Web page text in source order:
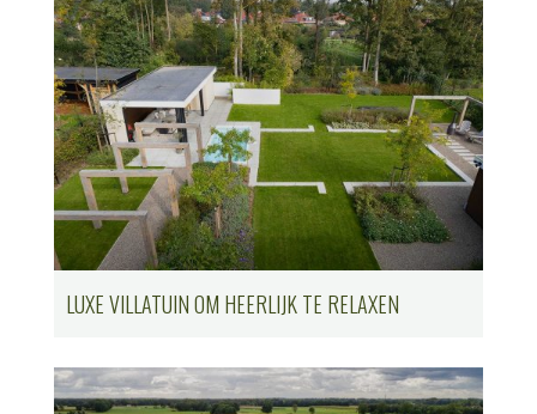
LUXE VILLATUIN OM HEERLIJK TE RELAXEN